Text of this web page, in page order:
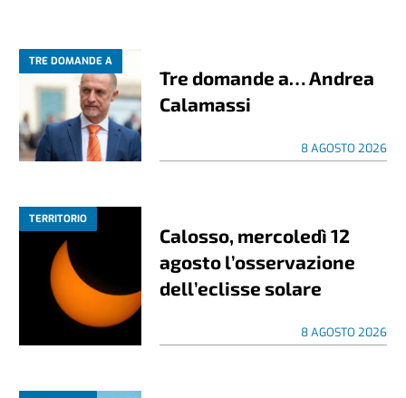
TRE DOMANDE A
Tre domande a… Andrea
Calamassi
8 AGOSTO 2026
TERRITORIO
Calosso, mercoledì 12
agosto l’osservazione
dell’eclisse solare
8 AGOSTO 2026